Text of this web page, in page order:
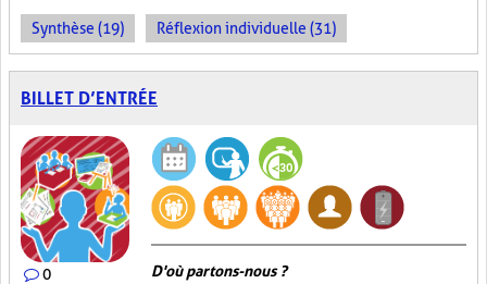
Synthèse (19) Réflexion individuelle (31)
BILLET D’ENTRÉE
0 D'où partons-nous ?